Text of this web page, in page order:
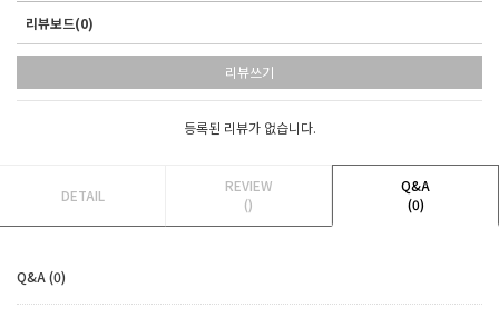
리뷰보드(0)
리뷰쓰기
등록된 리뷰가 없습니다.
DETAIL
REVIEW
()
Q&A
(0)
Q&A (0)